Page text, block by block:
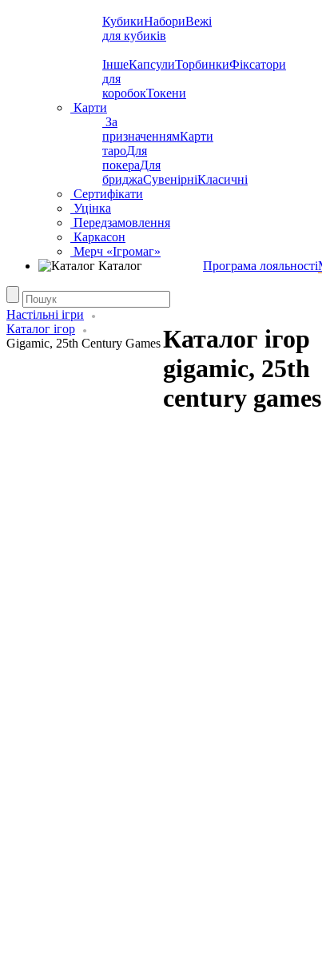
КубикиНабориВежі
для кубиків
ІншеКапсулиТорбинкиФіксатори
для
коробокТокени
Карти
За
призначеннямКарти
тароДля
покераДля
бриджаСувенірніКласичні
Сертифікати
Уцінка
Передзамовлення
Каркасон
Мерч «Ігромаг»
Каталог
Програма лояльності
Настільні ігри
Каталог ігор
Gigamic, 25th Century GamesКаталог ігор
gigamic, 25th
century games